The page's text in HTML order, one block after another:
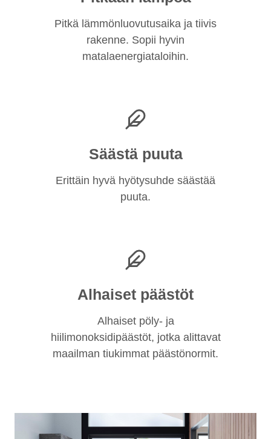
Pitkä lämmönluovutusaika ja tiivis
rakenne. Sopii hyvin
matalaenergiataloihin.
Säästä puuta
Erittäin hyvä hyötysuhde säästää
puuta.
Alhaiset päästöt
Alhaiset pöly- ja
hiilimonoksidipäästöt, jotka alittavat
maailman tiukimmat päästönormit.